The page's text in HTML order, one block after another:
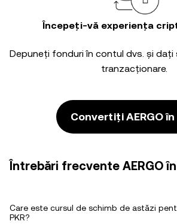
Începeți-vă experiența
Depuneți fonduri în contul dvs. și
tranzacționare.
Convertiți AERGO în
Întrebări frecvente AERGO în
Care este cursul de schimb de astăzi
PKR?